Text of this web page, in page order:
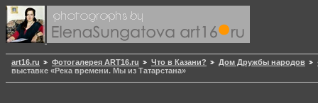
art16.ru Фотогалерея ART16.ru Что в Казани? Дом Дружбы народов
выставке «Река времени. Мы из Татарстана»